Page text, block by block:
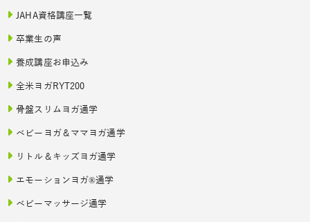
JAHA資格講座一覧
卒業生の声
養成講座お申込み
全米ヨガRYT200
骨盤スリムヨガ通学
ベビーヨガ＆ママヨガ通学
リトル＆キッズヨガ通学
エモーションヨガ®通学
ベビーマッサージ通学